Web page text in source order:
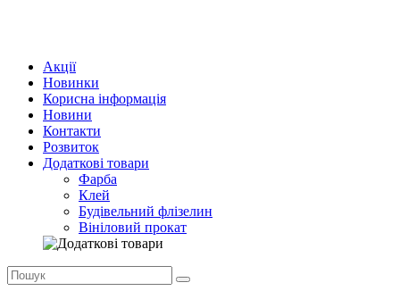
Акції
Новинки
Корисна інформація
Новини
Контакти
Розвиток
Додаткові товари
Фарба
Клей
Будівельний флізелин
Вініловий прокат